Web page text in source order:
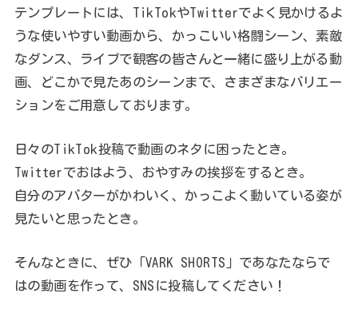
テンプレートには、TikTokやTwitterでよく見かけるよ
うな使いやすい動画から、かっこいい格闘シーン、素敵
なダンス、ライブで観客の皆さんと一緒に盛り上がる動
画、どこかで見たあのシーンまで、さまざまなバリエー
ションをご用意しております。
日々のTikTok投稿で動画のネタに困ったとき。
Twitterでおはよう、おやすみの挨拶をするとき。
自分のアバターがかわいく、かっこよく動いている姿が
見たいと思ったとき。
そんなときに、ぜひ「VARK SHORTS」であなたならで
はの動画を作って、SNSに投稿してください！